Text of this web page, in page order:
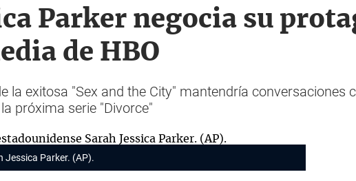
Parker negocia su
de HBO
la exitosa "Sex and the City" mantendría conversaciones
próxima serie "Divorce"
Jessica Parker. (AP).